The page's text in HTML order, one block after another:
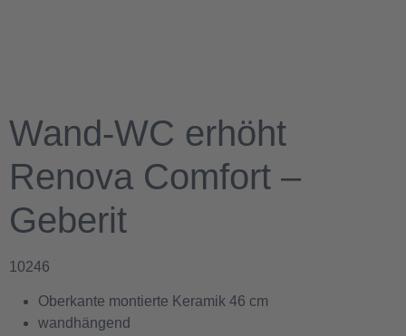
Wand-WC erhöht
Renova Comfort –
Geberit
10246
Oberkante montierte Keramik 46 cm
wandhängend